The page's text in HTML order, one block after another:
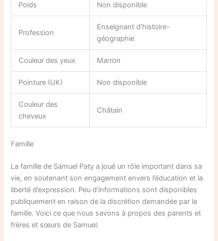
Poids Non disponible
Profession
Enseignant d’histoire-
géographie
Couleur des yeux Marron
Pointure (UK) Non disponible
Couleur des
cheveux
Châtain
Famille
La famille de Samuel Paty a joué un rôle important dans sa
vie, en soutenant son engagement envers l’éducation et la
liberté d’expression. Peu d’informations sont disponibles
publiquement en raison de la discrétion demandée par la
famille. Voici ce que nous savons à propos des parents et
frères et sœurs de Samuel.